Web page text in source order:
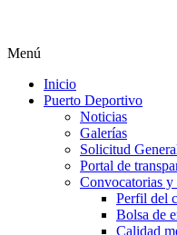
Menú
Inicio
Puerto Deportivo
Noticias
Galerías
Solicitud
Portal de
Convocatorias y
Perfil del
Bolsa de
Calidad